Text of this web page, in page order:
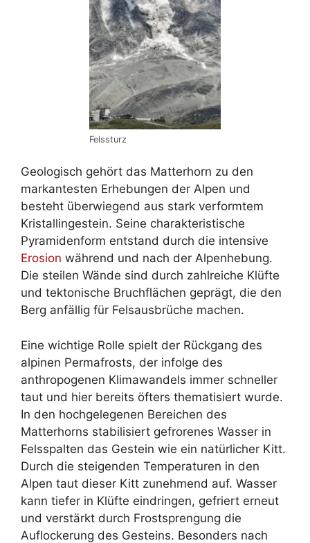
Felssturz
Geologisch gehört das Matterhorn zu den
markantesten Erhebungen der Alpen und
besteht überwiegend aus stark verformtem
Kristallingestein. Seine charakteristische
Pyramidenform entstand durch die intensive
Erosion während und nach der Alpenhebung.
Die steilen Wände sind durch zahlreiche Klüfte
und tektonische Bruchflächen geprägt, die den
Berg anfällig für Felsausbrüche machen.
Eine wichtige Rolle spielt der Rückgang des
alpinen Permafrosts, der infolge des
anthropogenen Klimawandels immer schneller
taut und hier bereits öfters thematisiert wurde.
In den hochgelegenen Bereichen des
Matterhorns stabilisiert gefrorenes Wasser in
Felsspalten das Gestein wie ein natürlicher Kitt.
Durch die steigenden Temperaturen in den
Alpen taut dieser Kitt zunehmend auf. Wasser
kann tiefer in Klüfte eindringen, gefriert erneut
und verstärkt durch Frostsprengung die
Auflockerung des Gesteins. Besonders nach